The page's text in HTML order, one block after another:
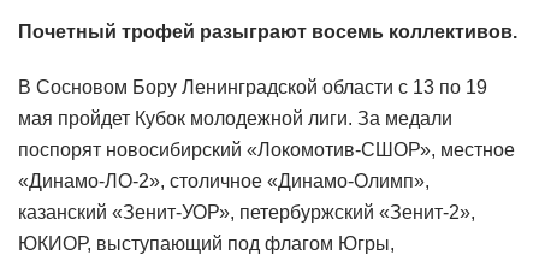
Почетный трофей разыграют восемь коллективов.
В Сосновом Бору Ленинградской области с 13 по 19
мая пройдет Кубок молодежной лиги. За медали
поспорят новосибирский «Локомотив-СШОР», местное
«Динамо-ЛО-2», столичное «Динамо-Олимп»,
казанский «Зенит-УОР», петербуржский «Зенит-2»,
ЮКИОР, выступающий под флагом Югры,